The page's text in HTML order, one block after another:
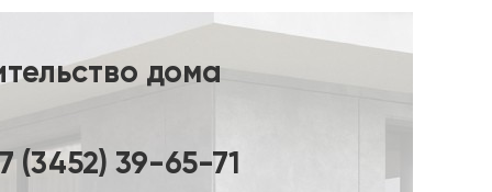
дома
(3452) 39-65-71